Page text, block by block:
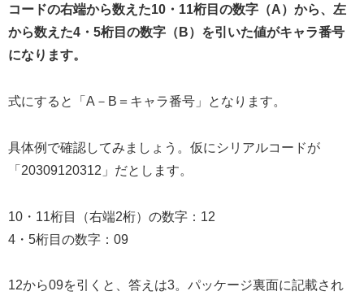
コードの右端から数えた10・11桁目の数字（A）から、左
から数えた4・5桁目の数字（B）を引いた値がキャラ番号
になります。
式にすると「A－B＝キャラ番号」となります。
具体例で確認してみましょう。仮にシリアルコードが
「20309120312」だとします。
10・11桁目（右端2桁）の数字：12
4・5桁目の数字：09
12から09を引くと、答えは3。パッケージ裏面に記載され